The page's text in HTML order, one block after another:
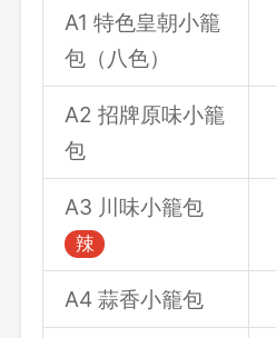
A1 特色皇朝小籠
包（八色）
A2 招牌原味小籠
包
A3 川味小籠包
辣
A4 蒜香小籠包